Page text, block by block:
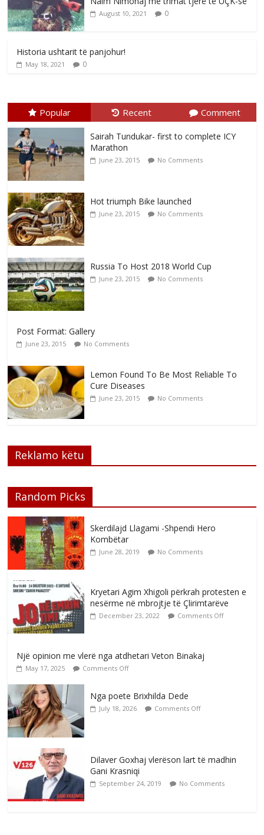
August 10, 2021 0
Historia ushtarit të panjohur!
May 18, 2021 0
Popular Recent Comment
Sairah Tundukar- first to complete ICY
Marathon
June 23, 2015 No Comments
Hot triumph Bike launched
June 23, 2015 No Comments
Russia To Host 2018 World Cup
June 23, 2015 No Comments
Post Format: Gallery
June 23, 2015 No Comments
Lemon Found To Be Most Reliable To
Cure Diseases
June 23, 2015 No Comments
Reklamo këtu
Random Picks
Skerdilajd Llagami -Shpendi Hero
Kombëtar
June 28, 2019 No Comments
Kryetari Agim Xhigoli përkrah protesten e
nesërme në mbrojtje të Çlirimtarëve
December 23, 2022 Comments Off
Një opinion me vlerë nga atdhetari Veton Binakaj
May 17, 2025 Comments Off
Nga poete Brixhilda Dede
July 18, 2026 Comments Off
Dilaver Goxhaj vlerëson lart të madhin
Gani Krasniqi
September 24, 2019 No Comments